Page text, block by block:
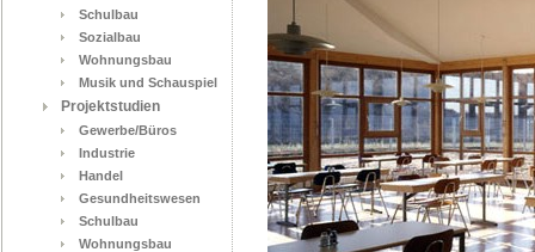
Schulbau
Sozialbau
Wohnungsbau
Musik und Schauspiel
Projektstudien
Gewerbe/Büros
Industrie
Handel
Gesundheitswesen
Schulbau
Wohnungsbau